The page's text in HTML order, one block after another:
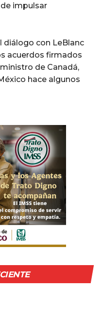
impulsar
diálogo con LeBlanc
acuerdos firmados
de Canadá,
hace algunos